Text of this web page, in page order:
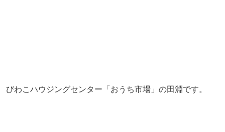
びわこハウジングセンター「おうち市場」の田淵です。